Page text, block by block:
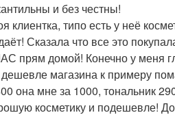
и без честны!
клиентка, типо есть у неё
Сказала что все это
прям домой! Конечно у меня
магазина к примеру
она мне за 1000, тональник
косметику и подешевле!